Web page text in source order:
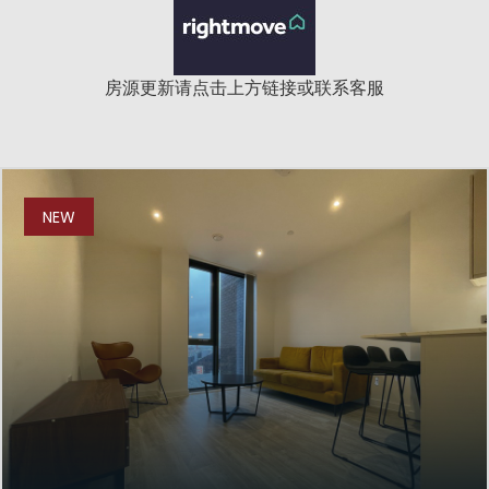
房源更新请点击上方链接或联系客服
NEW